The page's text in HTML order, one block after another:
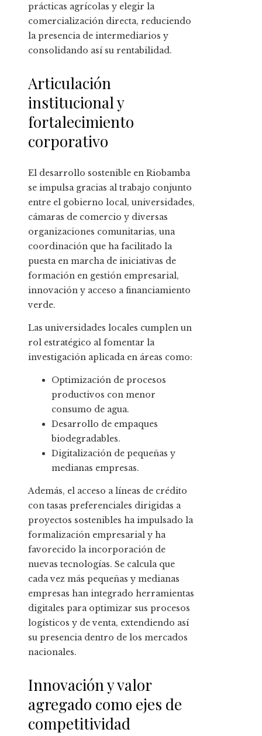
prácticas agrícolas y elegir la
comercialización directa, reduciendo
la presencia de intermediarios y
consolidando así su rentabilidad.
Articulación
institucional y
fortalecimiento
corporativo
El desarrollo sostenible en Riobamba
se impulsa gracias al trabajo conjunto
entre el gobierno local, universidades,
cámaras de comercio y diversas
organizaciones comunitarias, una
coordinación que ha facilitado la
puesta en marcha de iniciativas de
formación en gestión empresarial,
innovación y acceso a financiamiento
verde.
Las universidades locales cumplen un
rol estratégico al fomentar la
investigación aplicada en áreas como:
Optimización de procesos
productivos con menor
consumo de agua.
Desarrollo de empaques
biodegradables.
Digitalización de pequeñas y
medianas empresas.
Además, el acceso a líneas de crédito
con tasas preferenciales dirigidas a
proyectos sostenibles ha impulsado la
formalización empresarial y ha
favorecido la incorporación de
nuevas tecnologías. Se calcula que
cada vez más pequeñas y medianas
empresas han integrado herramientas
digitales para optimizar sus procesos
logísticos y de venta, extendiendo así
su presencia dentro de los mercados
nacionales.
Innovación y valor
agregado como ejes de
competitividad